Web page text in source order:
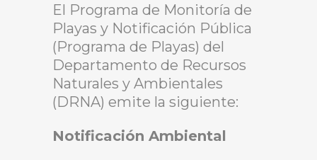
El Programa de Monitoría de
Playas y Notificación Pública
(Programa de Playas) del
Departamento de Recursos
Naturales y Ambientales
(DRNA) emite la siguiente:
Notificación Ambiental